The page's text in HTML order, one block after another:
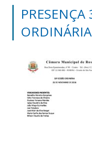
PRESENÇA
ORDINÁRIA